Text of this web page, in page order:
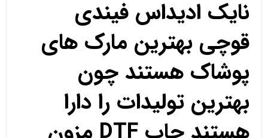
نایک ادیداس فیندی
قوچی بهترین مارک های
پوشاک هستند چون
بهترین تولیدات را دارا